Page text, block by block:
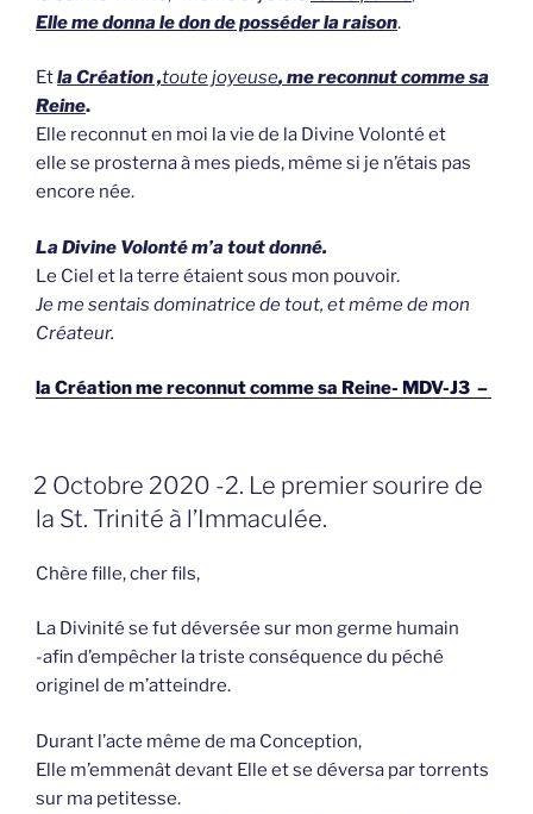
Elle me donna le don de posséder la raison.
Etla Création ,toute joyeuse, me reconnut comme sa
Reine.
Elle reconnut en moi la vie de la Divine Volonté et
elle se prosterna à mes pieds, même si je n’étais pas
encore née.
La Divine Volonté m’a tout donné.
Le Ciel et la terre étaient sous mon pouvoir.
Je me sentais dominatrice de tout, et même de mon
Créateur.
la Création me reconnut comme sa Reine- MDV-J3 –
GEPLAATST
OP
2 Octobre 2020 -2. Le premier sourire de
la St. Trinité à l’Immaculée.
Chère fille, cher fils,
La Divinité se fut déversée sur mon germe humain
-afin d’empêcher la triste conséquence du péché
originel de m’atteindre.
Durant l’acte même de ma Conception,
Elle m’emmenât devant Elle et se déversa par torrents
sur ma petitesse.